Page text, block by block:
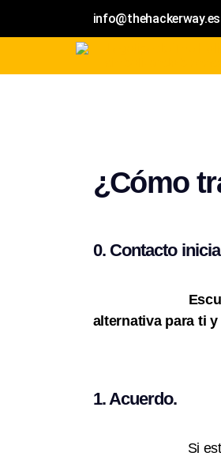
info@thehackerway.es
¿Cómo
0. Contacto
alternativa para ti y
1. Acuerdo.
Si